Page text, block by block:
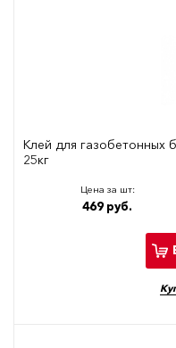
Клей для газобетонных
25кг
Цена за шт:
469 руб.